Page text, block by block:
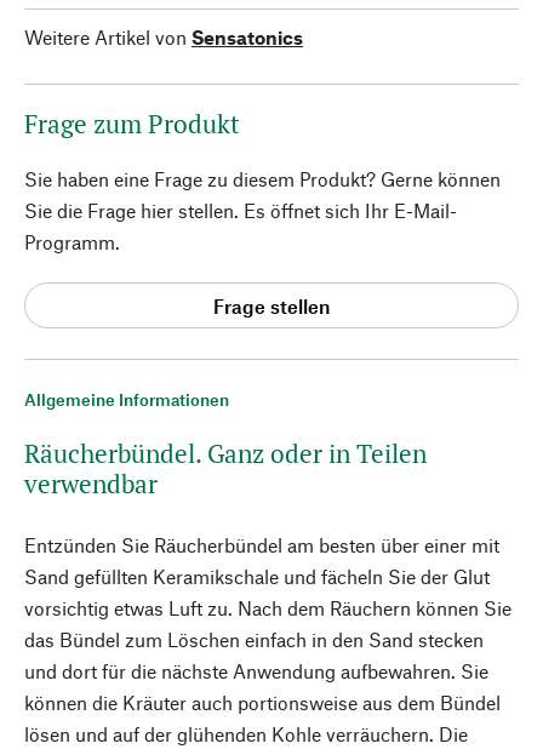
Allgemeine Informationen
Räucherbündel. Ganz oder in Teilen
verwendbar
Entzünden Sie Räucherbündel am besten über einer mit
Sand gefüllten Keramikschale und fächeln Sie der Glut
vorsichtig etwas Luft zu. Nach dem Räuchern können Sie
das Bündel zum Löschen einfach in den Sand stecken
und dort für die nächste Anwendung aufbewahren. Sie
können die Kräuter auch portionsweise aus dem Bündel
lösen und auf der glühenden Kohle verräuchern. Die
Weitere Artikel von Sensatonics
Frage zum Produkt
Sie haben eine Frage zu diesem Produkt? Gerne können
Sie die Frage hier stellen. Es öffnet sich Ihr E-Mail-
Programm.
Frage stellen